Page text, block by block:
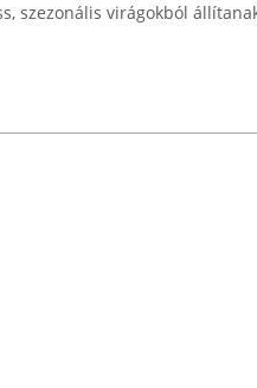
szezonális virágokból